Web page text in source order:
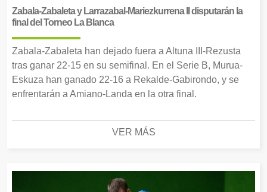
Zabala-Zabaleta y Larrazabal-Mariezkurrena II disputarán la
final del Torneo La Blanca
Zabala-Zabaleta han dejado fuera a Altuna III-Rezusta
tras ganar 22-15 en su semifinal. En el Serie B, Murua-
Eskuza han ganado 22-16 a Rekalde-Gabirondo, y se
enfrentarán a Amiano-Landa en la otra final.
VER MÁS